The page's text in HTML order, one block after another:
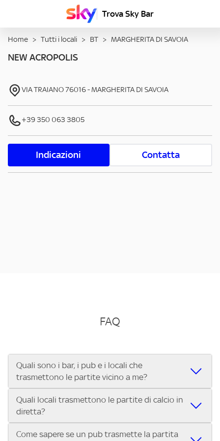
Trova Sky Bar
Home > Tutti i locali > BT > MARGHERITA DI SAVOIA
NEW ACROPOLIS
VIA TRAIANO76016-MARGHERITA DI SAVOIA
+39 350 063 3805
Indicazioni Contatta
FAQ
Quali sono i bar, i pub e i locali che
trasmettono le partite vicino a me?
Se cerchi un bar, pub, ristorante o locale vicino a te per
vedere le partite di Serie A ENILIVE, la Serie C Sky Wifi, la
UEFA Champions League, la UEFA Europa League, la UEFA
Conference League, il Tennis, la Formula 1®, la MotoGP™ e
Quali locali trasmettono le partite di calcio in
diretta?
Vuoi sapere quali bar, pub o ristoranti mostrano le partite
Come sapere se un pub trasmette la partita